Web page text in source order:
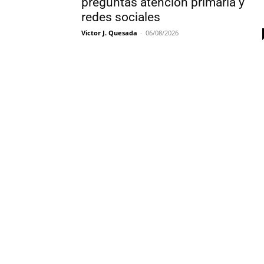
redes sociales
Victor J. Quesada - 06/08/2026